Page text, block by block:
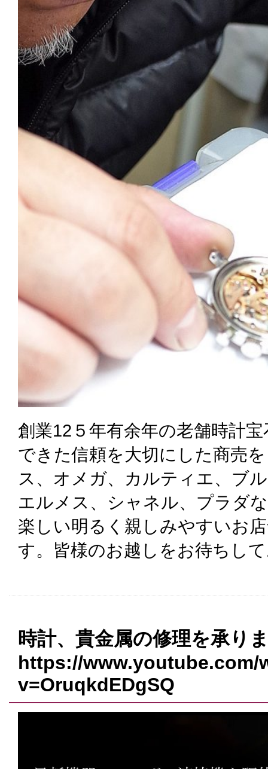
創業12５年有余年の老舗時計
できた信頼を大切にした商売
ス、オメガ、カルティエ、ブ
エルメス、シャネル、プラダ
楽しい明るく親しみやすいお
す。皆様のお越しをお待ちし
時計、貴金属の修理を承り
https://www.youtube.com/
v=OruqkdEDgSQ